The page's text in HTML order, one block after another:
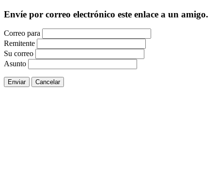
Envíe por correo electrónico este enlace a un amigo.
Correo para
Remitente
Su correo
Asunto